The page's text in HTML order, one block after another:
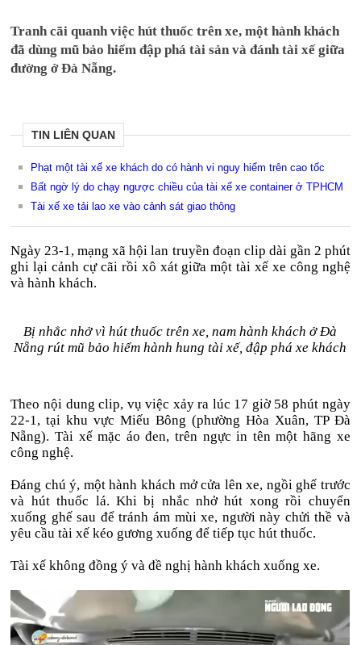
Tranh cãi quanh việc hút thuốc trên xe, một hành khách
đã dùng mũ bảo hiểm đập phá tài sản và đánh tài xế giữa
đường ở Đà Nẵng.
TIN LIÊN QUAN
Phạt một tài xế xe khách do có hành vi nguy hiểm trên cao tốc
Bất ngờ lý do chạy ngược chiều của tài xế xe container ở TPHCM
Tài xế xe tải lao xe vào cảnh sát giao thông
Ngày 23-1, mạng xã hội lan truyền đoạn clip dài gần 2 phút
ghi lại cảnh cự cãi rồi xô xát giữa một tài xế xe công nghệ
và hành khách.
Bị nhắc nhở vì hút thuốc trên xe, nam hành khách ở Đà
Nẵng rút mũ bảo hiểm hành hung tài xế, đập phá xe khách
Theo nội dung clip, vụ việc xảy ra lúc 17 giờ 58 phút ngày
22-1, tại khu vực Miếu Bông (phường Hòa Xuân, TP Đà
Nẵng). Tài xế mặc áo đen, trên ngực in tên một hãng xe
công nghệ.
Đáng chú ý, một hành khách mở cửa lên xe, ngồi ghế trước
và hút thuốc lá. Khi bị nhắc nhở hút xong rồi chuyển
xuống ghế sau để tránh ám mùi xe, người này chửi thề và
yêu cầu tài xế kéo gương xuống để tiếp tục hút thuốc.
Tài xế không đồng ý và đề nghị hành khách xuống xe.